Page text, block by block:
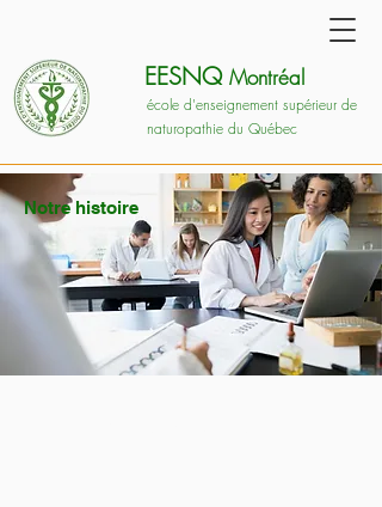
école d'enseignement supérieur de
naturopathie du Québec
EESNQ Montréal
Notre histoire